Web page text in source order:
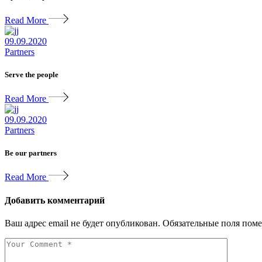
Read More
09.09.2020
Partners
Serve the people
Read More
09.09.2020
Partners
Be our partners
Read More
Добавить комментарий
Ваш адрес email не будет опубликован. Обязательные поля